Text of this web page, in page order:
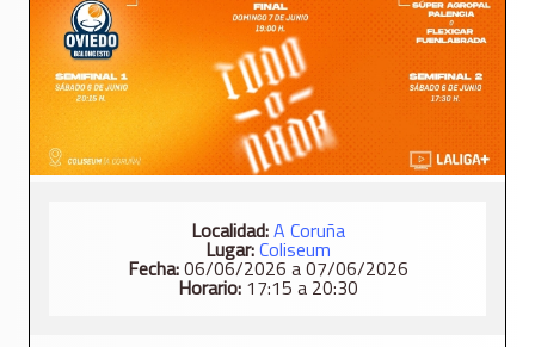
Localidad:A Coruña
Lugar:Coliseum
Fecha:06/06/2026 a 07/06/2026
Horario:17:15 a 20:30